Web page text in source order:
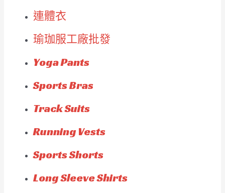
連體衣
瑜珈服工廠批發
Yoga Pants
Sports Bras
Track Suits
Running Vests
Sports Shorts
Long Sleeve Shirts